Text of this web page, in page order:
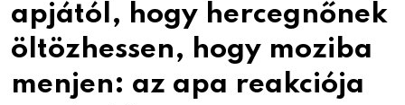
apjától, hogy hercegnőnek
öltözhessen, hogy moziba
menjen: az apa reakciója